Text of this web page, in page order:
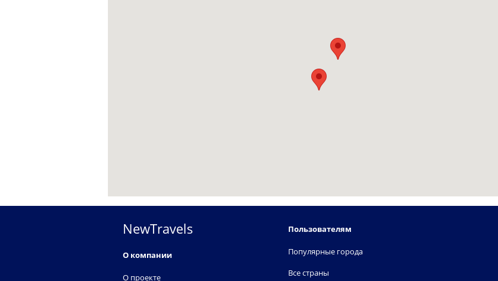
NewTravels
О компании
О проекте
Пользователям
Популярные города
Все страны